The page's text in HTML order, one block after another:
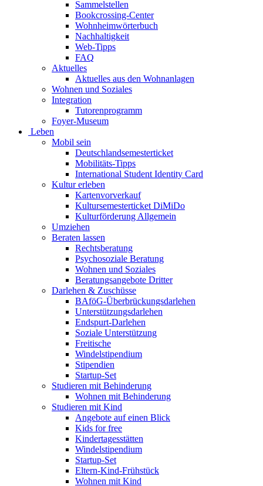
Sammelstellen
Bookcrossing-Center
Wohnheimwörterbuch
Nachhaltigkeit
Web-Tipps
FAQ
Aktuelles
Aktuelles aus den Wohnanlagen
Wohnen und Soziales
Integration
Tutorenprogramm
Foyer-Museum
Leben
Mobil sein
Deutschlandsemesterticket
Mobilitäts-Tipps
International Student Identity Card
Kultur erleben
Kartenvorverkauf
Kultursemesterticket DiMiDo
Kulturförderung Allgemein
Umziehen
Beraten lassen
Rechtsberatung
Psychosoziale Beratung
Wohnen und Soziales
Beratungsangebote Dritter
Darlehen & Zuschüsse
BAföG-Überbrückungsdarlehen
Unterstützungsdarlehen
Endspurt-Darlehen
Soziale Unterstützung
Freitische
Windelstipendium
Stipendien
Startup-Set
Studieren mit Behinderung
Wohnen mit Behinderung
Studieren mit Kind
Angebote auf einen Blick
Kids for free
Kindertagesstätten
Windelstipendium
Startup-Set
Eltern-Kind-Frühstück
Wohnen mit Kind